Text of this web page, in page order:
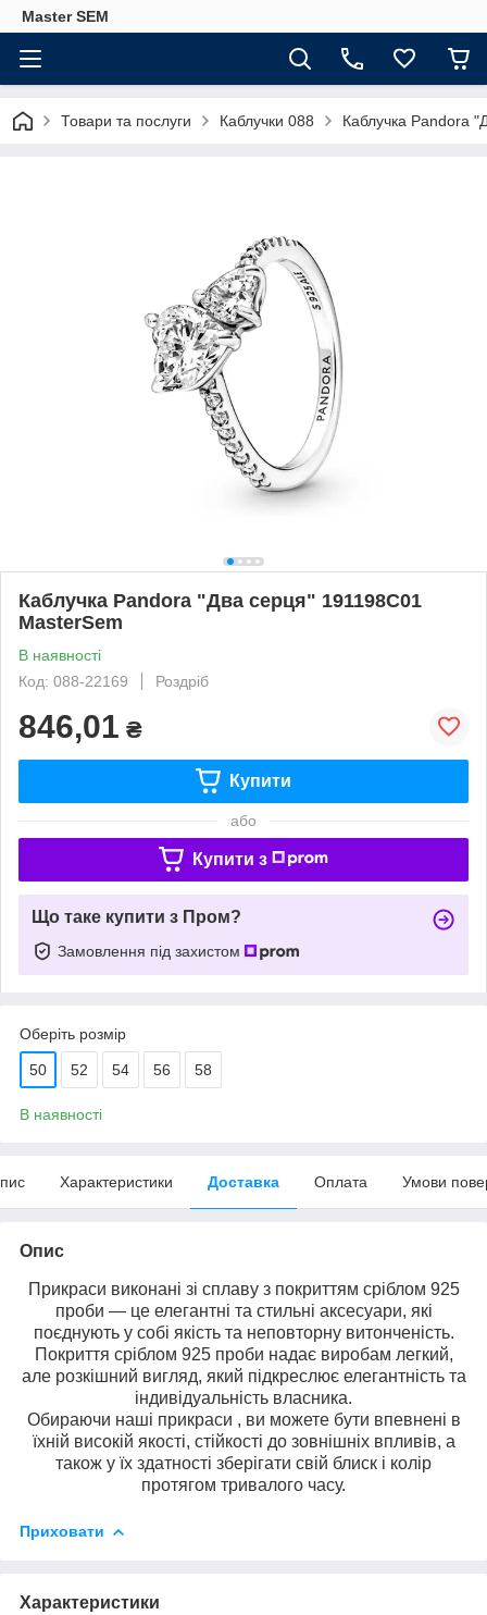
Master SEM
Товари та послуги Каблучки 088 Каблучка Pandora
Каблучка Pandora "Два серця" 191198C01
MasterSem
В наявності
Код: 088-22169
Роздріб
846,01 ₴
Купити
або
Купити з
Що таке купити з Пром?
Замовлення під захистом
Оберіть розмір
50 52 54 56 58
В наявності
Характеристики Доставка Оплата Умови
Опис
Прикраси виконані зі сплаву з покриттям сріблом 925
проби — це елегантні та стильні аксесуари, які
поєднують у собі якість та неповторну витонченість.
Покриття сріблом 925 проби надає виробам легкий,
але розкішний вигляд, який підкреслює елегантність та
індивідуальність власника.
Обираючи наші прикраси , ви можете бути впевнені в
їхній високій якості, стійкості до зовнішніх впливів, а
також у їх здатності зберігати свій блиск і колір
протягом тривалого часу.
Приховати
Характеристики